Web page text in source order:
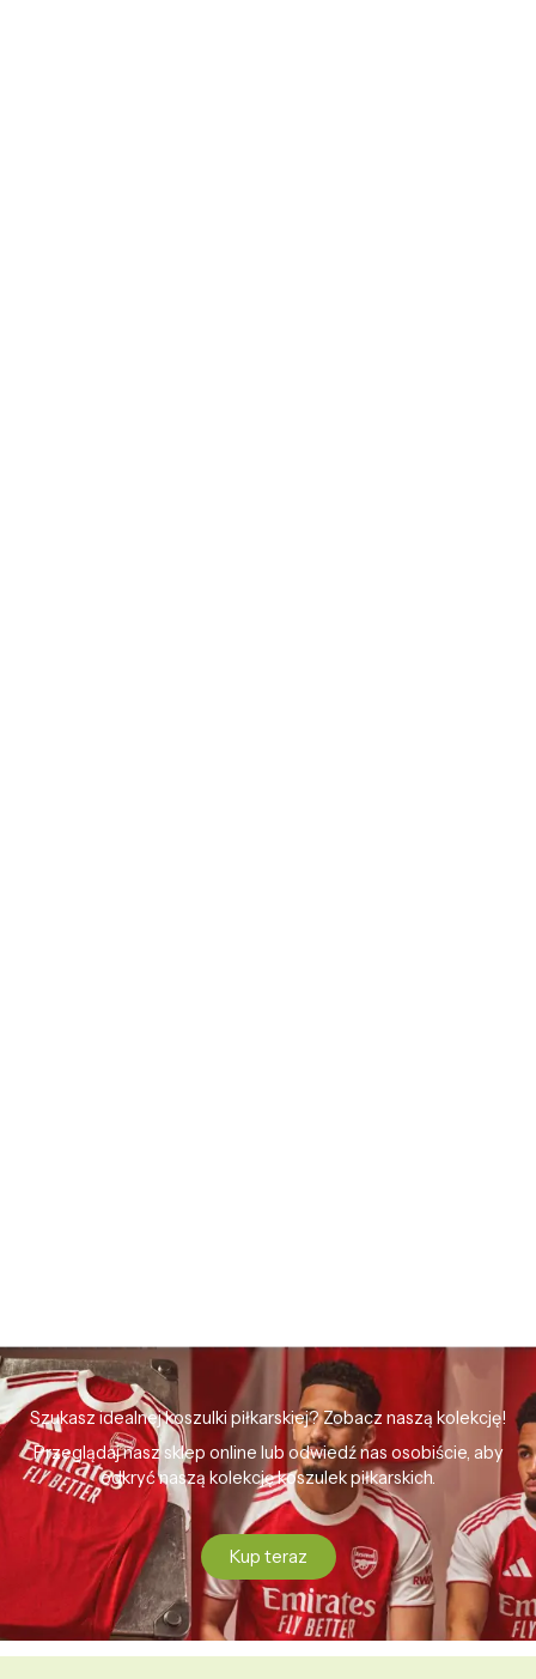
Szukasz idealnej koszulki piłkarskiej? Zobacz naszą kolekcję!
Przeglądaj nasz sklep online lub odwiedź nas osobiście, aby
odkryć naszą kolekcję koszulek piłkarskich.
Kup teraz